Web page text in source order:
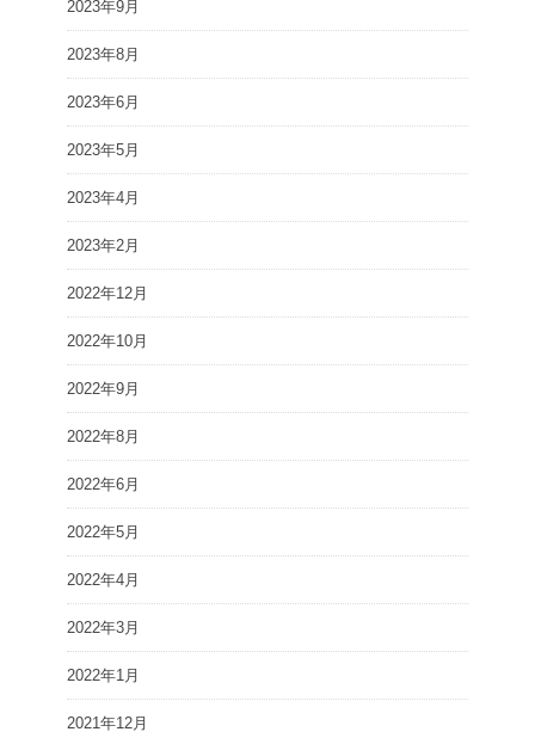
2023年9月
2023年8月
2023年6月
2023年5月
2023年4月
2023年2月
2022年12月
2022年10月
2022年9月
2022年8月
2022年6月
2022年5月
2022年4月
2022年3月
2022年1月
2021年12月